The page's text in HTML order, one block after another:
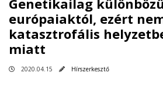
Genetikailag
európaiaktól, ezért
katasztrofális
miatt
2020.04.15 Hírszerkesztő